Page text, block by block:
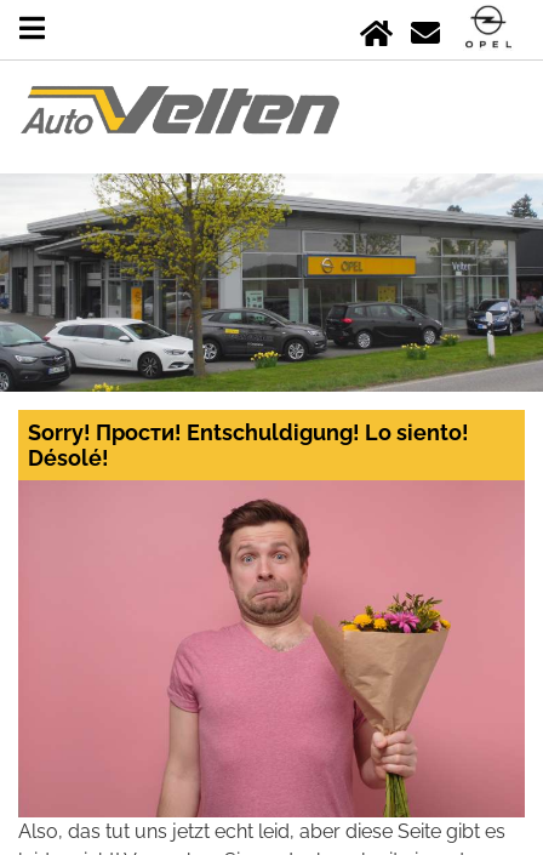
Sorry! Прости! Entschuldigung! Lo siento!
Désolé!
Also, das tut uns jetzt echt leid, aber diese Seite gibt es